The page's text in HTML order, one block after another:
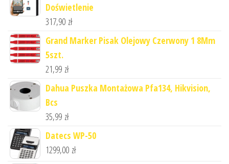
Doświetlenie
317,90 zł
Grand Marker Pisak Olejowy Czerwony 1 8Mm
5szt.
21,99 zł
Dahua Puszka Montażowa Pfa134, Hikvision,
Bcs
35,99 zł
Datecs WP-50
1299,00 zł